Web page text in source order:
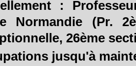
:
Normandie (Pr.
26ème
jusqu'à